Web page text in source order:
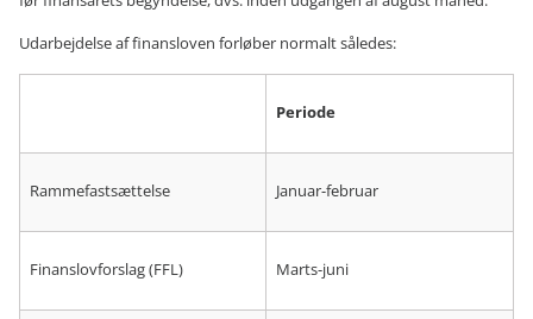
Udarbejdelse af finansloven forløber normalt således:
Periode
Rammefastsættelse Januar-februar
Finanslovforslag (FFL) Marts-juni